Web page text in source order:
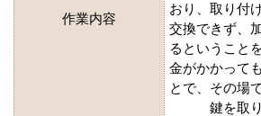
作業内容
おり、取り付
交換できず、
るということ
金がかかって
とで、その場
鍵を取